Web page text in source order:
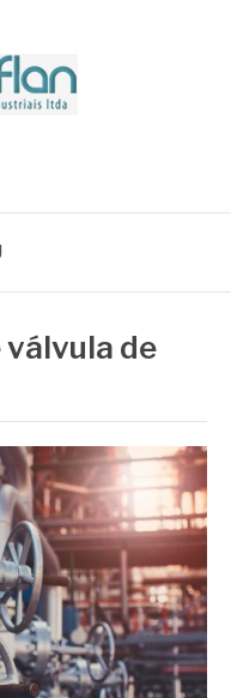
válvula de